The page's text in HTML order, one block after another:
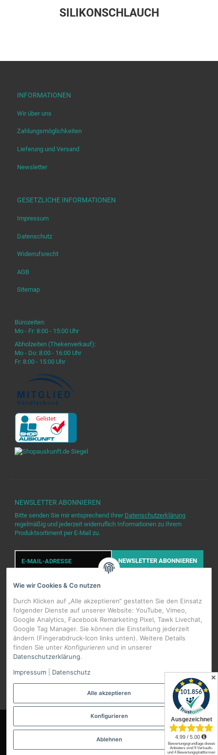
SILIKONSCHLAUCH
INFORMATIONEN
Wir über uns
Zahlungsmöglichkeiten
Lieferung und Versand
Newsletter
GESETZLICHE INFORMATIONEN
Impressum
Datenschutz
Widerrufsrecht
AGB
Sitemap
Bürozeiten:
Mo - Fr: 8:00 - 15:00 Uhr
Abholzeiten (Thekenverkauf):
Mo - Do: 8:00 - 16:00 Uhr
Fr: 8:00 - 15:00 Uhr
NEWSLETTER ABONNIEREN
Bitte senden Sie mir entsprechend Ihrer Datenschutzerklärung
regelmäßig und jederzeit widerruflich Informationen zu Ihrem
Produktsortiment per E-Mail zu.
E-
Mail-
Adresse
NEWSLETTER ABONNIEREN
WIDERRUFSBUTTON
Alle Preise inkl. gesetzlicher USt., zzgl.
Datenschutz-Einstellungen
© Erkaflex.de
Wie wir Cookies & Co nutzen
Durch Klicken auf „Alle akzeptieren“ gestatten Sie den Einsatz
folgender Dienste auf unserer Website: YouTube, Vimeo,
Google Analytics, Facebook Remarketing Pixel, Tawk Livechat,
Google Tag Manager. Sie können die Einstellung jederzeit
ändern (Fingerabdruck-Icon links unten). Weitere Details
finden Sie unter Konfigurieren und in unserer
Datenschutzerklärung.
Impressum
Datenschutz
Alle akzeptieren
Konfigurieren
Ablehnen
✕